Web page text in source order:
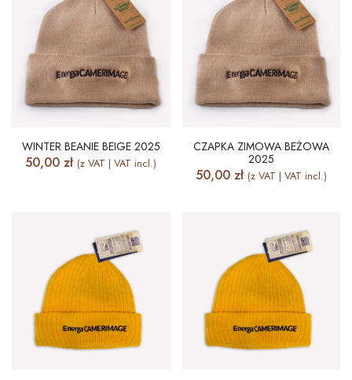
WINTER BEANIE BEIGE 2025
50,00zł (z VAT | VAT incl.)
CZAPKA ZIMOWA BEŻOWA
2025
50,00 zł (z VAT | VAT incl.)